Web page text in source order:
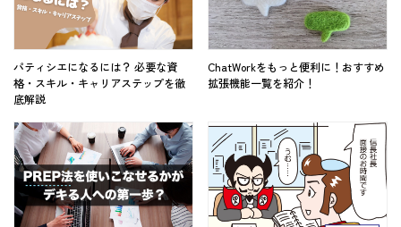
パティシエになるには？ 必要な資
格・スキル・キャリアステップを徹
底解説
ChatWorkをもっと便利に！おすすめ
拡張機能一覧を紹介！